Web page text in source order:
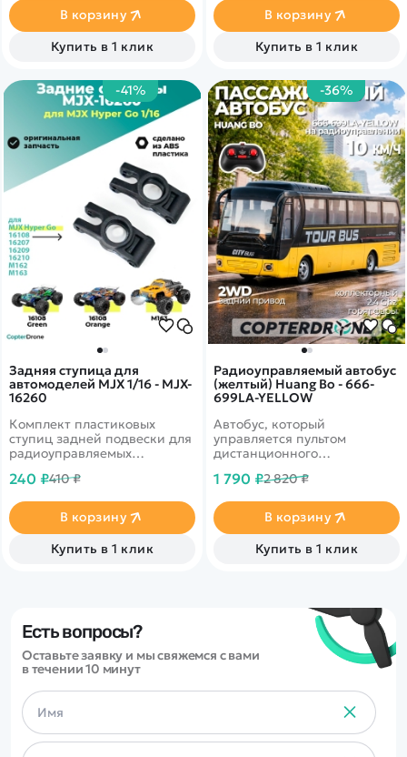
В корзину
Купить в 1 клик
натяжение гусениц,
стальная приводная
система, редуктор.
Аппаратура управления
В корзину
Купить в 1 клик
-41%
Задняя ступица для
автомоделей MJX 1/16 - MJX-
16260
Комплект пластиковых
ступиц задней подвески для
радиоуправляемых
1/16.
240 ₽410 ₽
В корзину
Купить в 1 клик
-36%
Радиоуправляемый автобус
(желтый) Huang Bo - 666-
699LA-YELLOW
Автобус, который
управляется пультом
дистанционного
игрушка представляет собой
модель автобуса с большими
окнами и дверьми!
Отличная игрушка для
активных игр дома и на
на освоение тонкостей.
Автобусом легко управлять,
он может выполнять
повороты, двигаться вперед
1 790 ₽2 820 ₽
В корзину
Купить в 1 клик
Есть вопросы?
Оставьте заявку и мы свяжемся с вами
в течении 10 минут